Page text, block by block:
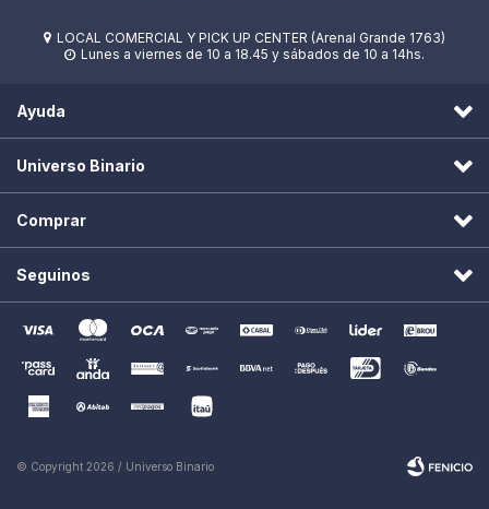
 LOCAL COMERCIAL Y PICK UP CENTER (Arenal Grande 1763)
 Lunes a viernes de 10 a 18.45 y sábados de 10 a 14hs.
Ayuda
Universo Binario
Comprar
Seguinos
© Copyright 2026 / Universo Binario